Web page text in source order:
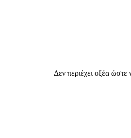
Δεν περιέχει οξέα ώστε